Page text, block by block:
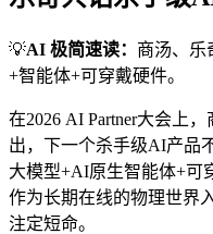
💡AI 极简速读： 商汤、乐
+智能体+可穿戴硬件。
在2026 AI Partner大会上
出，下一个杀手级AI产品
大模型+AI原生智能体+可
作为长期在线的物理世界
注定短命。